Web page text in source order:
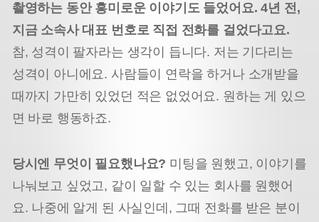
촬영하는 동안 흥미로운 이야기도 들었어요. 4년 전,
지금 소속사 대표 번호로 직접 전화를 걸었다고요.
참, 성격이 팔자라는 생각이 듭니다. 저는 기다리는
성격이 아니에요. 사람들이 연락을 하거나 소개받을
때까지 가만히 있었던 적은 없었어요. 원하는 게 있으
면 바로 행동하죠.
당시엔 무엇이 필요했나요? 미팅을 원했고, 이야기를
나눠보고 싶었고, 같이 일할 수 있는 회사를 원했어
요. 나중에 알게 된 사실인데, 그때 전화를 받은 분이